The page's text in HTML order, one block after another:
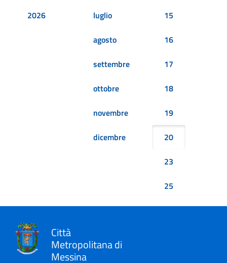
2026
luglio
agosto
settembre
ottobre
novembre
dicembre
15
16
17
18
19
20
23
25
Città
Metropolitana di
Messina